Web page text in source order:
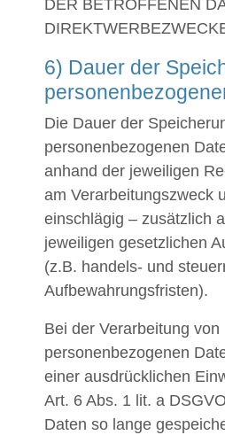
DER BETROFFENEN
6) Dauer der
Die Dauer der
personenbezogenen
anhand der jeweiligen
am Verarbeitungszweck
einschlägig – zusätzlich
jeweiligen gesetzlichen
(z.B. handels- und
Aufbewahrungsfristen).
Bei der Verarbeitung von
personenbezogenen
einer ausdrücklichen
Art. 6 Abs. 1 lit. a
Daten so lange